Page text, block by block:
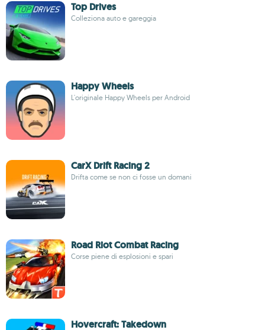
Top Drives
Colleziona auto e gareggia
Happy Wheels
L'originale Happy Wheels per Android
CarX Drift Racing 2
Drifta come se non ci fosse un domani
Road Riot Combat Racing
Corse piene di esplosioni e spari
Hovercraft: Takedown